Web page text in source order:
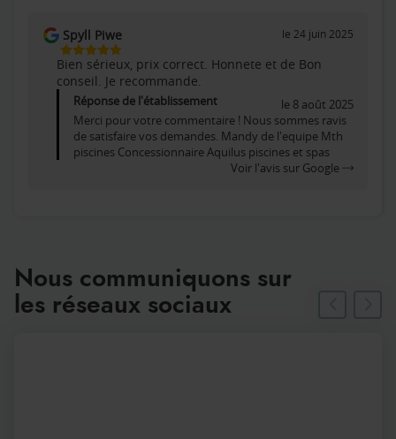
Spyll Piwe
5
Étoiles
Sur
le 24 juin 2025
Bien sérieux, prix correct. Honnete et de Bon
conseil. Je recommande.
Réponse de l'établissement
le 8 août 2025
Merci pour votre commentaire ! Nous sommes ravis
de satisfaire vos demandes. Mandy de l'equipe Mth
piscines Concessionnaire Aquilus piscines et spas
Voir l'avis sur Google
Nous communiquons sur
les réseaux sociaux